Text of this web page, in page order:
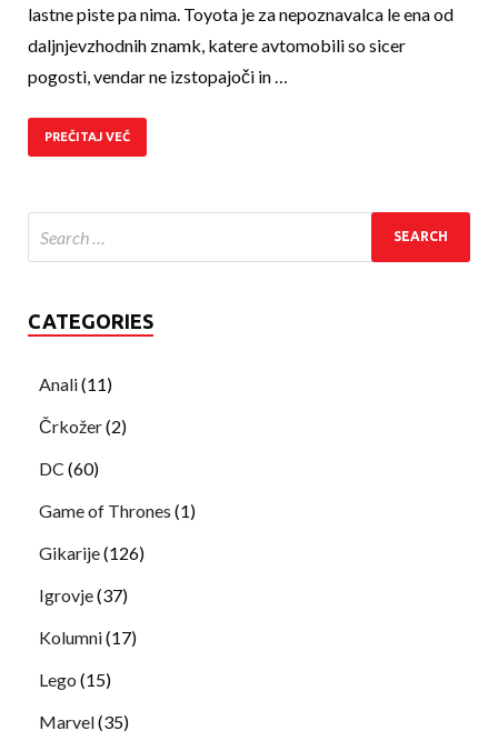
lastne piste pa nima. Toyota je za nepoznavalca le ena od
daljnjevzhodnih znamk, katere avtomobili so sicer
pogosti, vendar ne izstopajoči in …
PREČITAJ VEČ
CATEGORIES
Anali(11)
Črkožer(2)
DC (60)
Game of Thrones (1)
Gikarije(126)
Igrovje(37)
Kolumni(17)
Lego (15)
Marvel(35)